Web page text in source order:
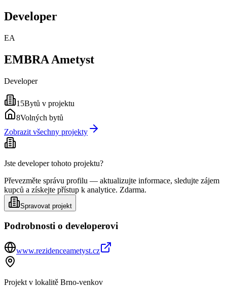
Developer
EA
EMBRA Ametyst
Developer
15Bytů v projektu
8Volných bytů
Zobrazit všechny projekty
Jste developer tohoto projektu?
Převezměte správu profilu — aktualizujte informace, sledujte zájem
kupců a získejte přístup k analytice. Zdarma.
Spravovat projekt
Podrobnosti o developerovi
www.rezidenceametyst.cz
Projekt v lokalitě Brno-venkov